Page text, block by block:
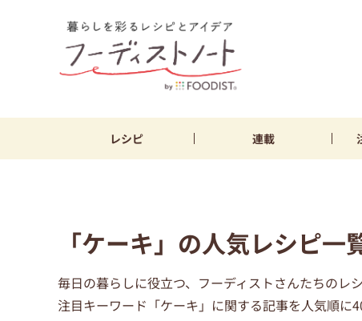
レシピ 連載
「ケーキ」の人気レシピ一
毎日の暮らしに役立つ、フーディストさんたちのレ
注目キーワード「ケーキ」に関する記事を人気順に